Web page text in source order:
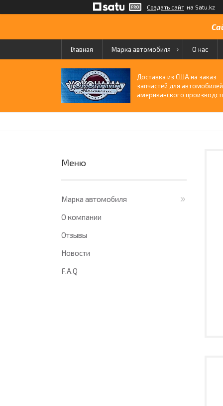
Создать сайт на Satu.kz
Главная Марка автомобиля О нас
Доставка из США на заказ
запчастей для автомобилей
американского
Марка автомобиля
О компании
Отзывы
Новости
F.A.Q